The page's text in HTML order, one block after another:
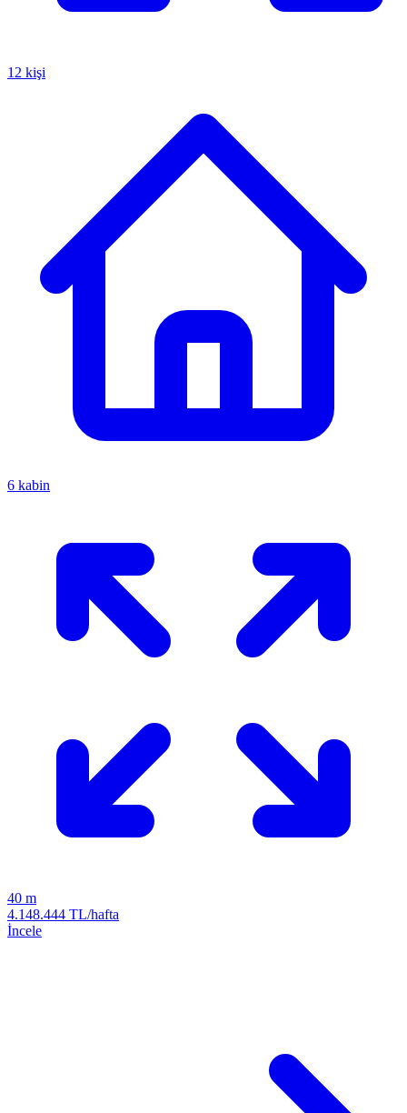
12 kişi
6 kabin
40 m
4.148.444 TL/hafta
İncele